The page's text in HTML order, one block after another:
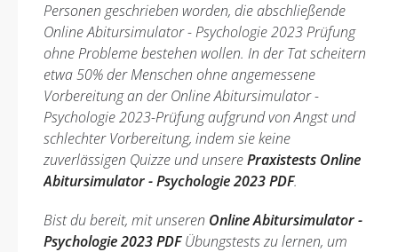
Personen geschrieben worden, die abschließende
Online Abitursimulator - Psychologie 2023 Prüfung
ohne Probleme bestehen wollen. In der Tat scheitern
etwa 50% der Menschen ohne angemessene
Vorbereitung an der Online Abitursimulator -
Psychologie 2023-Prüfung aufgrund von Angst und
schlechter Vorbereitung, indem sie keine
zuverlässigen Quizze und unserePraxistests Online
Abitursimulator - Psychologie 2023 PDF.
Bist du bereit, mit unseren Online Abitursimulator -
Psychologie 2023 PDFÜbungstests zu lernen, um